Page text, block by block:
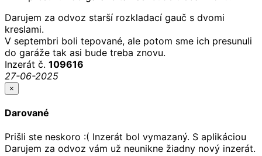
Darujem za odvoz starší rozkladací gauč s dvomi
kreslami.
V septembri boli tepované, ale potom sme ich presunuli
do garáže tak asi bude treba znovu.
Inzerát č. 109616
27-06-2025
×
Darované
Prišli ste neskoro :( Inzerát bol vymazaný. S aplikáciou
Darujem za odvoz vám už neunikne žiadny nový inzerát.